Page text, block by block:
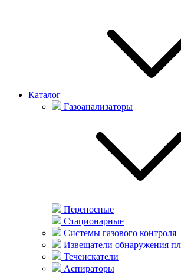
Каталог
Газоанализаторы
Переносные
Стационарные
Системы газового контроля
Извещатели обнаружения
Течеискатели
Аспираторы